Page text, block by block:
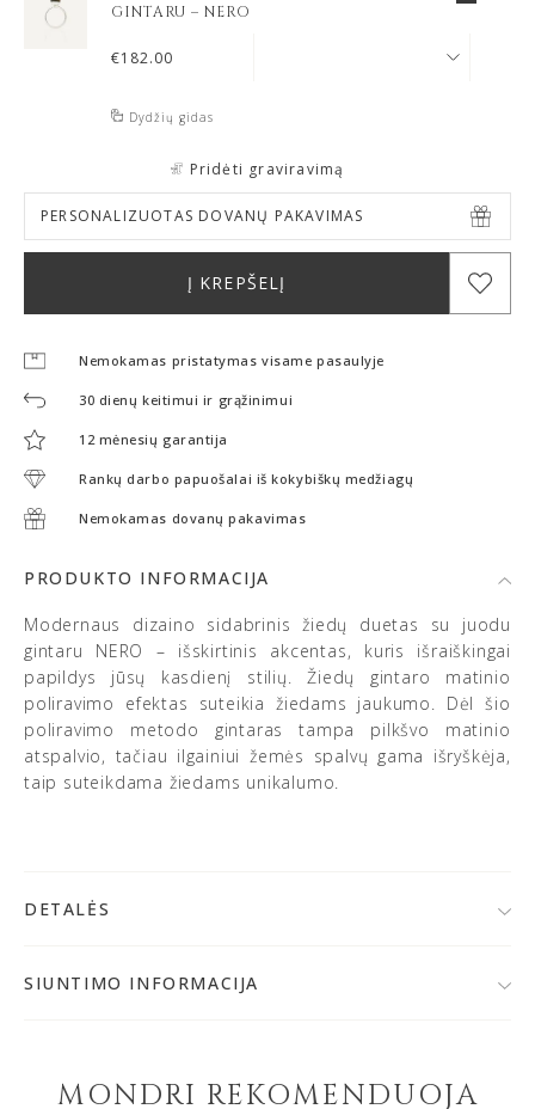
GINTARU – NERO
€182.00
Dydžių gidas
Pridėti graviravimą
PERSONALIZUOTAS DOVANŲ PAKAVIMAS
Į KREPŠELĮ
Nemokamas pristatymas visame pasaulyje
30 dienų keitimui ir grąžinimui
12 mėnesių garantija
Rankų darbo papuošalai iš kokybiškų medžiagų
Nemokamas dovanų pakavimas
PRODUKTO INFORMACIJA
Modernaus dizaino sidabrinis žiedų duetas su juodu
gintaru NERO – išskirtinis akcentas, kuris išraiškingai
papildys jūsų kasdienį stilių. Žiedų gintaro matinio
poliravimo efektas suteikia žiedams jaukumo. Dėl šio
poliravimo metodo gintaras tampa pilkšvo matinio
atspalvio, tačiau ilgainiui žemės spalvų gama išryškėja,
taip suteikdama žiedams unikalumo.
DETALĖS
• Baltijos gintaras
dydžio)
SIUNTIMO INFORMACIJA
matysite gamybos terminą.
MONDRI REKOMENDUOJA